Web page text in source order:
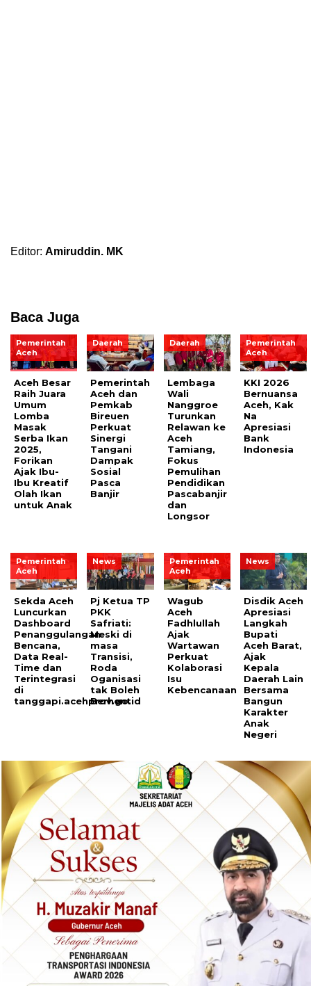
Editor: Amiruddin. MK
Baca Juga
Pemerintah
Aceh
Aceh Besar
Raih Juara
Umum
Lomba
Masak
Serba Ikan
2025,
Forikan
Ajak Ibu-
Ibu Kreatif
Olah Ikan
untuk Anak
Daerah
Pemerintah
Aceh dan
Pemkab
Bireuen
Perkuat
Sinergi
Tangani
Dampak
Sosial
Pasca
Banjir
Daerah
Lembaga
Wali
Nanggroe
Turunkan
Relawan ke
Aceh
Tamiang,
Fokus
Pemulihan
Pendidikan
Pascabanjir
dan
Longsor
Pemerintah
Aceh
KKI 2026
Bernuansa
Aceh, Kak
Na
Apresiasi
Bank
Indonesia
Pemerintah
Aceh
Sekda Aceh
Luncurkan
Dashboard
Penanggulangan
Bencana,
Data Real-
Time dan
Terintegrasi
di
tanggapi.acehprov.go.id
News
Pj Ketua TP
PKK
Safriati:
Meski di
masa
Transisi,
Roda
Oganisasi
tak Boleh
Berhenti
Pemerintah
Aceh
Wagub
Aceh
Fadhlullah
Ajak
Wartawan
Perkuat
Kolaborasi
Isu
Kebencanaan
News
Disdik Aceh
Apresiasi
Langkah
Bupati
Aceh Barat,
Ajak
Kepala
Daerah Lain
Bersama
Bangun
Karakter
Anak
Negeri